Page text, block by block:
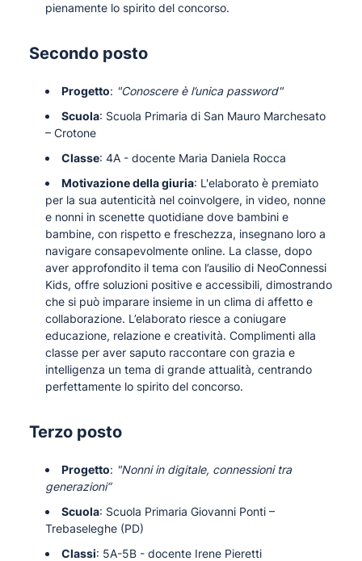
pienamente lo spirito del concorso.
Secondo posto
Progetto: "Conoscere è l’unica password"
Scuola: Scuola Primaria di San Mauro Marchesato
– Crotone
Classe: 4A - docente Maria Daniela Rocca
Motivazione della giuria: L'elaborato è premiato
per la sua autenticità nel coinvolgere, in video, nonne
e nonni in scenette quotidiane dove bambini e
bambine, con rispetto e freschezza, insegnano loro a
navigare consapevolmente online. La classe, dopo
aver approfondito il tema con l’ausilio di NeoConnessi
Kids, offre soluzioni positive e accessibili, dimostrando
che si può imparare insieme in un clima di affetto e
collaborazione. L’elaborato riesce a coniugare
educazione, relazione e creatività. Complimenti alla
classe per aver saputo raccontare con grazia e
intelligenza un tema di grande attualità, centrando
perfettamente lo spirito del concorso.
Terzo posto
Progetto: "Nonni in digitale, connessioni tra
generazioni”
Scuola: Scuola Primaria Giovanni Ponti –
Trebaseleghe (PD)
Classi: 5A-5B - docente Irene Pieretti